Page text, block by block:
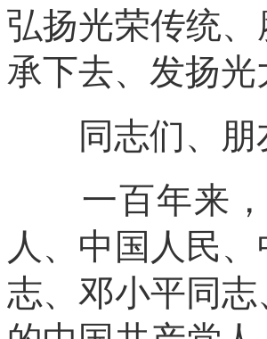
弘扬光荣传统
承下去、发扬光
同志们、朋
一百年来，
人、中国人民
志、邓小平同